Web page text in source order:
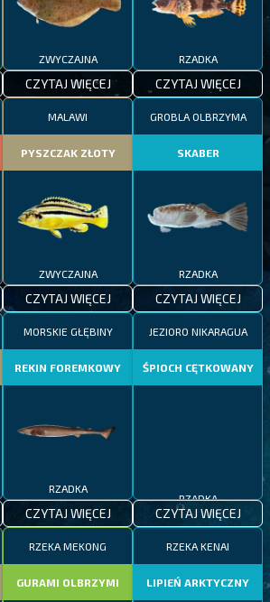
ZWYCZAJNA
CZYTAJ WIĘCEJ
RZADKA
CZYTAJ WIĘCEJ
MALAWI
PYSZCZAK ZŁOTY
ZWYCZAJNA
CZYTAJ WIĘCEJ
GROBLA OLBRZYMA
SKABER
RZADKA
CZYTAJ WIĘCEJ
MORSKIE GŁĘBINY
REKIN FOREMKOWY
RZADKA
CZYTAJ WIĘCEJ
JEZIORO NIKARAGUA
ŚPIOCH CĘTKOWANY
CZYTAJ WIĘCEJ
RZEKA MEKONG
GURAMI OLBRZYMI
RZEKA KENAI
LIPIEŃ ARKTYCZNY